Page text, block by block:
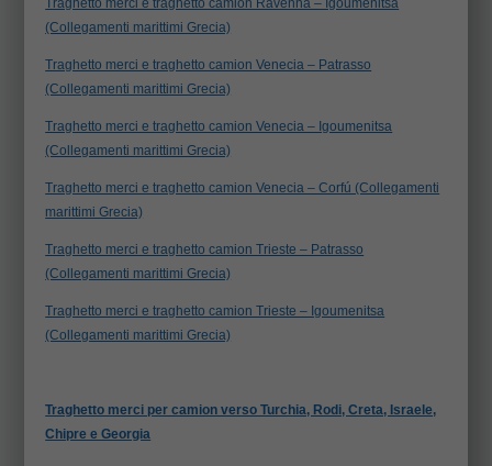
(Collegamenti marittimi Grecia)
Traghetto merci e traghetto camion Venecia – Patrasso
(Collegamenti marittimi Grecia)
Traghetto merci e traghetto camion Venecia – Igoumenitsa
(Collegamenti marittimi Grecia)
Traghetto merci e traghetto camion Venecia – Corfú (Collegamenti
marittimi Grecia)
Traghetto merci e traghetto camion Trieste – Patrasso
(Collegamenti marittimi Grecia)
Traghetto merci e traghetto camion Trieste – Igoumenitsa
(Collegamenti marittimi Grecia)
Traghetto merci per camion verso Turchia, Rodi, Creta, Israele,
Chipre e Georgia